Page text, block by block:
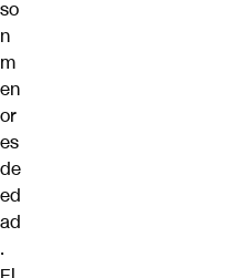
so
n
m
en
or
es
de
ed
ad
.